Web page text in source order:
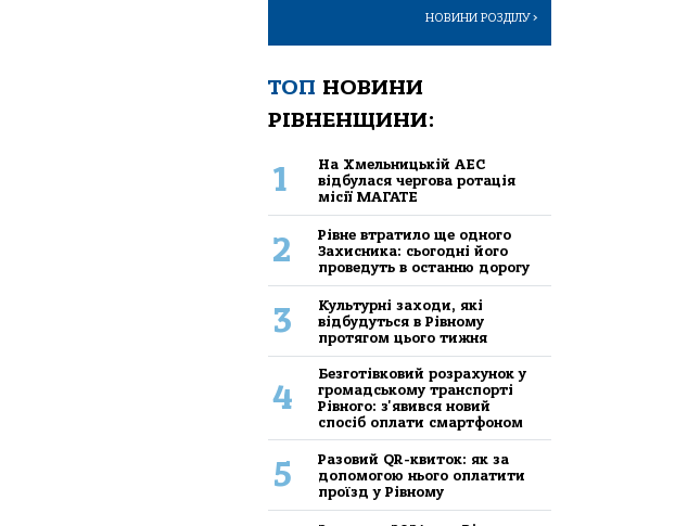
НОВИНИ РОЗДІЛУ>
ТОП НОВИНИ
РІВНЕНЩИНИ:
1
На Хмельницькій АЕС
відбулася чергова ротація
місії МАГАТЕ
2
Рівне втратило ще одного
Захисника: сьогодні його
проведуть в останню дорогу
3
Культурні заходи, які
відбудуться в Рівному
протягом цього тижня
4
Безготівковий розрахунок у
громадському транспорті
Рівного: з'явився новий
спосіб оплати смартфоном
5
Разовий QR-квиток: як за
допомогою нього оплатити
проїзд у Рівному